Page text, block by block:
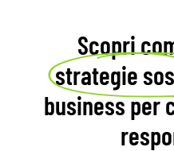
Scopri
strategie
business per